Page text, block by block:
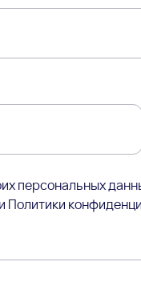
персональных
Политики